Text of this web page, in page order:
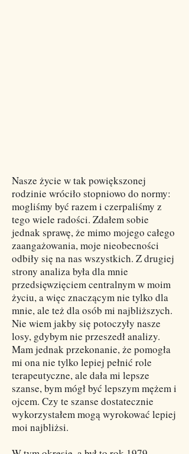
Nasze życie w tak powiększonej
rodzinie wróciło stopniowo do normy:
mogliśmy być razem i czerpaliśmy z
tego wiele radości. Zdałem sobie
jednak sprawę, że mimo mojego całego
zaangażowania, moje nieobecności
odbiły się na nas wszystkich. Z drugiej
strony analiza była dla mnie
przedsięwzięciem centralnym w moim
życiu, a więc znaczącym nie tylko dla
mnie, ale też dla osób mi najbliższych.
Nie wiem jakby się potoczyły nasze
losy, gdybym nie przeszedł analizy.
Mam jednak przekonanie, że pomogła
mi ona nie tylko lepiej pełnić role
terapeutyczne, ale dała mi lepsze
szanse, bym mógł być lepszym mężem i
ojcem. Czy te szanse dostatecznie
wykorzystałem mogą wyrokować lepiej
moi najbliżsi.